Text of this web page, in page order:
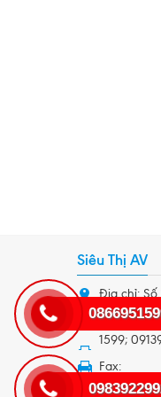
Siêu Thị AV
Địa chỉ: Số
Điện thoại:
1599;
Fax:
Giờ làm